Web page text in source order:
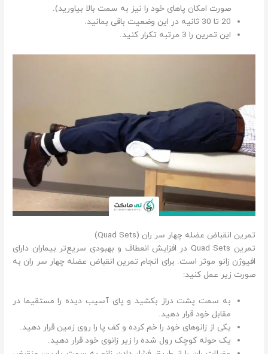
صورت امکان پاهای خود را نیز به سمت بالا بیاورید).
20 تا 30 ثانیه در این وضعیت باقی بمانید.
این تمرین را 3 مرتبه تکرار کنید.
تمرین انقباض عضله چهار سر ران (Quad Sets)
تمرین Quad Sets در افزایش انعطاف و بهبودی سریع‌تر بیماران دارای
افیوژن زانو موثر است. برای انجام تمرین انقباض عضله چهار سر ران به
صورت زیر عمل کنید:
به سمت پشت دراز بکشید و پای آسیب دیده را مستقیما در
مقابل خود قرار دهید.
یکی از زانوهای خود را خم کرده و کف پا را روی زمین قرار دهید.
یک حوله کوچک رول شده را زیر زانوی خود قرار دهید.